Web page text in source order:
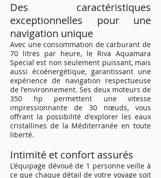
Des caractéristiques
exceptionnelles pour une
navigation unique
Avec une consommation de carburant de
70 litres par heure, le Riva Aquamara
Special est non seulement puissant, mais
aussi écoénergétique, garantissant une
expérience de navigation respectueuse
de l'environnement. Ses deux moteurs de
350 hp permettent une vitesse
impressionnante de 30 nœuds, vous
offrant la possibilité d'explorer les eaux
cristallines de la Méditerranée en toute
liberté.
Intimité et confort assurés
L'équipage dévoué de 1 personne veille à
ce que chaque détail de votre voyage soit